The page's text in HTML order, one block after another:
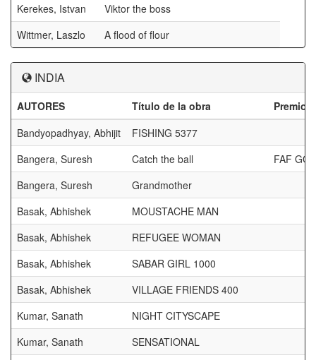
Kerekes, Istvan
Viktor the boss
Wittmer, Laszlo
A flood of flour
INDIA
AUTORES Título de la obra
Premios
Bandyopadhyay, Abhijit
FISHING 5377
Bangera, Suresh
Catch the ball
FAF
Bangera, Suresh
Grandmother
Basak, Abhishek
MOUSTACHE MAN
Basak, Abhishek
REFUGEE WOMAN
Basak, Abhishek
SABAR GIRL 1000
Basak, Abhishek
VILLAGE FRIENDS 400
Kumar, Sanath
NIGHT CITYSCAPE
Kumar, Sanath
SENSATIONAL